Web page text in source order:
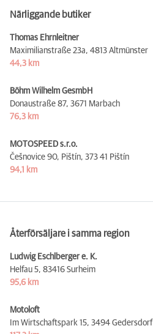
Närliggande butiker
Thomas Ehrnleitner
Maximilianstraße 23a, 4813 Altmünster
44,3 km
Böhm Wilhelm GesmbH
Donaustraße 87, 3671 Marbach
76,3 km
MOTOSPEED s.r.o.
Češnovice 90, Pištín, 373 41 Pištín
94,1 km
Återförsäljare i samma region
Ludwig Eschlberger e. K.
Helfau 5, 83416 Surheim
95,6 km
Motoloft
Im Wirtschaftspark 15, 3494 Gedersdorf